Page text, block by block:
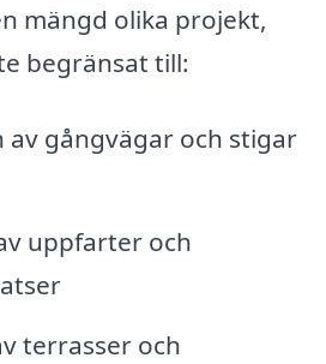
mängd olika projekt,
begränsat till:
av gångvägar och stigar
uppfarter och
terrasser och